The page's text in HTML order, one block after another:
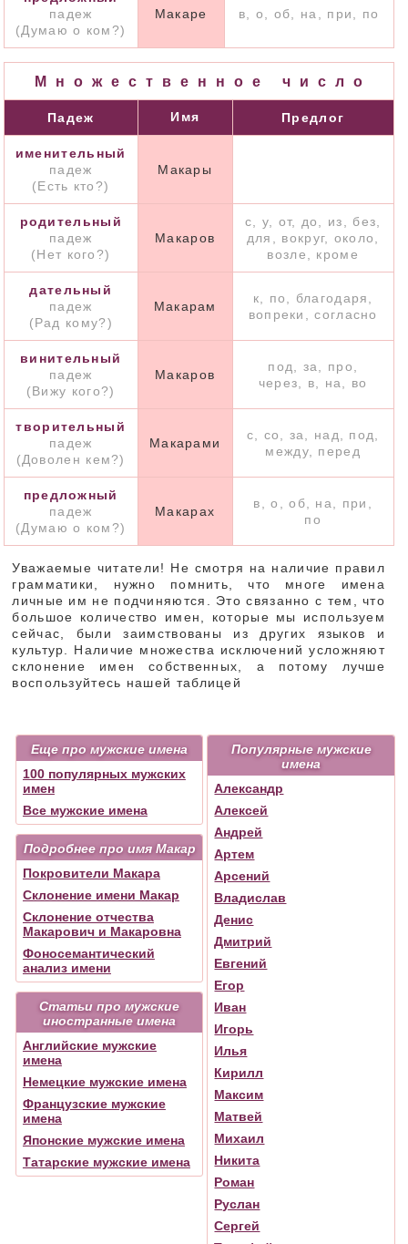
падеж
(Думаю о ком?)
Макаре в, о, об, на, при, по
Множественное число
Падеж Имя Предлог
именительный
падеж
(Есть кто?)
Макары
родительный
падеж
(Нет кого?)
Макаров
с, у, от, до, из, без,
для, вокруг, около,
возле, кроме
дательный
падеж
(Рад кому?)
Макарам
к, по, благодаря,
вопреки, согласно
винительный
падеж
(Вижу кого?)
Макаров
под, за, про,
через, в, на, во
творительный
падеж
(Доволен кем?)
Макарами
с, со, за, над, под,
между, перед
предложный
падеж
(Думаю о ком?)
Макарах
в, о, об, на, при,
по
Уважаемые читатели! Не смотря на наличие правил
грамматики, нужно помнить, что многе имена
личные им не подчиняются. Это связанно с тем, что
большое количество имен, которые мы используем
сейчас, были заимствованы из других языков и
культур. Наличие множества исключений усложняют
склонение имен собственных, а потому лучше
воспользуйтесь нашей таблицей
Популярные мужские
имена
Александр
Алексей
Андрей
Артем
Арсений
Владислав
Денис
Дмитрий
Евгений
Егор
Иван
Игорь
Илья
Кирилл
Максим
Матвей
Михаил
Никита
Роман
Руслан
Сергей
Еще про мужские имена
100 популярных мужских
имен
Все мужские имена
Подробнее про имя Макар
Покровители Макара
Склонение имени Макар
Склонение отчества
Макарович и Макаровна
Фоносемантический
анализ имени
Статьи про мужские
иностранные имена
Английские мужские
имена
Немецкие мужские имена
Французские мужские
имена
Японские мужские имена
Татарские мужские имена